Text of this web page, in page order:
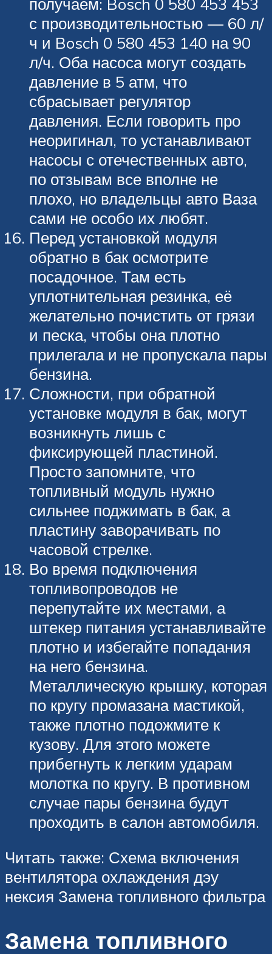
с производительностью — 60 л/
ч и Bosch 0 580 453 140 на 90
л/ч. Оба насоса могут создать
давление в 5 атм, что
сбрасывает регулятор
давления. Если говорить про
неоригинал, то устанавливают
насосы с отечественных авто,
по отзывам все вполне не
плохо, но владельцы авто Ваза
сами не особо их любят.
Перед установкой модуля
обратно в бак осмотрите
посадочное. Там есть
уплотнительная резинка, её
желательно почистить от грязи
и песка, чтобы она плотно
прилегала и не пропускала пары
бензина.
Сложности, при обратной
установке модуля в бак, могут
возникнуть лишь с
фиксирующей пластиной.
Просто запомните, что
топливный модуль нужно
сильнее поджимать в бак, а
пластину заворачивать по
часовой стрелке.
Во время подключения
топливопроводов не
перепутайте их местами, а
штекер питания устанавливайте
плотно и избегайте попадания
на него бензина.
Металлическую крышку, которая
по кругу промазана мастикой,
также плотно подожмите к
кузову. Для этого можете
прибегнуть к легким ударам
молотка по кругу. В противном
случае пары бензина будут
проходить в салон автомобиля.
Читать также: Схема включения
вентилятора охлаждения дэу
нексия Замена топливного фильтра
Замена топливного